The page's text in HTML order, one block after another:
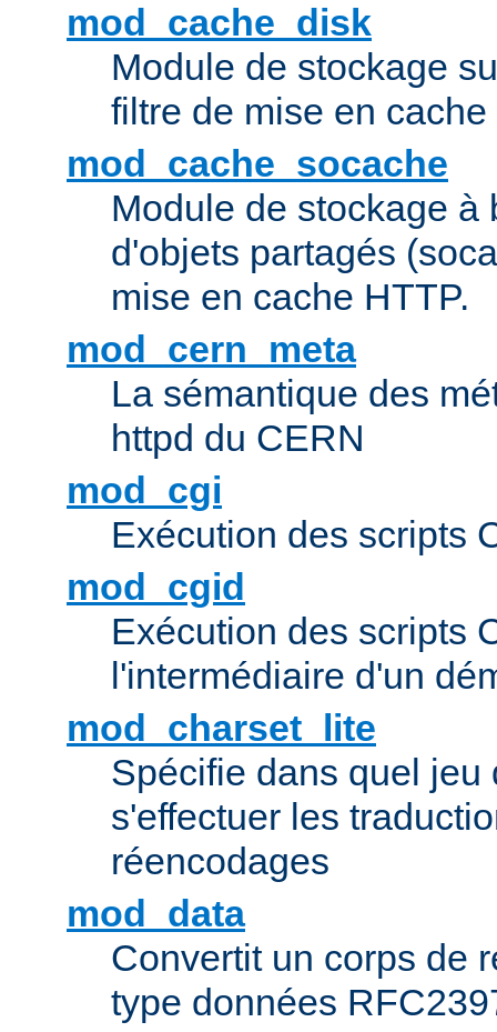
mod_cache_disk
Module de stockage
filtre de mise en cache
mod_cache_socache
Module de stockage à
d'objets partagés
mise en cache HTTP.
mod_cern_meta
La sémantique des
httpd du CERN
mod_cgi
Exécution des scripts
mod_cgid
Exécution des scripts
l'intermédiaire d'un
mod_charset_lite
Spécifie dans quel jeu
s'effectuer les
réencodages
mod_data
Convertit un corps de
type données